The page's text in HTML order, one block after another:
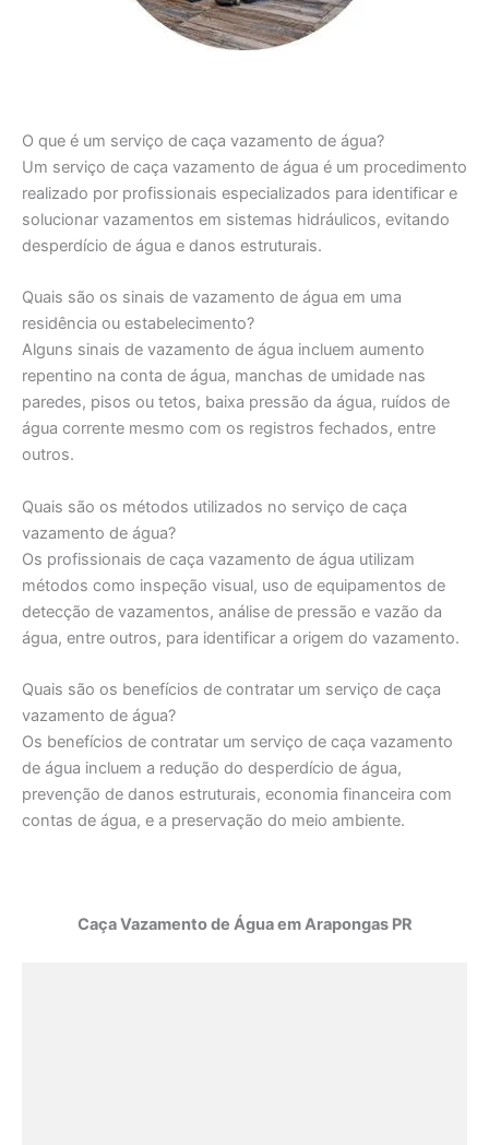
O que é um serviço de caça vazamento de água?
Um serviço de caça vazamento de água é um procedimento
realizado por profissionais especializados para identificar e
solucionar vazamentos em sistemas hidráulicos, evitando
desperdício de água e danos estruturais.
Quais são os sinais de vazamento de água em uma
residência ou estabelecimento?
Alguns sinais de vazamento de água incluem aumento
repentino na conta de água, manchas de umidade nas
paredes, pisos ou tetos, baixa pressão da água, ruídos de
água corrente mesmo com os registros fechados, entre
outros.
Quais são os métodos utilizados no serviço de caça
vazamento de água?
Os profissionais de caça vazamento de água utilizam
métodos como inspeção visual, uso de equipamentos de
detecção de vazamentos, análise de pressão e vazão da
água, entre outros, para identificar a origem do vazamento.
Quais são os benefícios de contratar um serviço de caça
vazamento de água?
Os benefícios de contratar um serviço de caça vazamento
de água incluem a redução do desperdício de água,
prevenção de danos estruturais, economia financeira com
contas de água, e a preservação do meio ambiente.
Caça Vazamento de Água em Arapongas PR